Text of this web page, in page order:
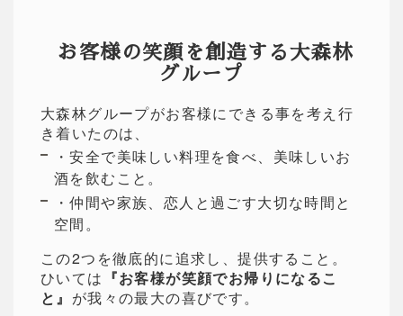
お客様の笑顔を創造する大森林
グループ
大森林グループがお客様にできる事を考え行
き着いたのは、
・安全で美味しい料理を食べ、美味しいお
酒を飲むこと。
・仲間や家族、恋人と過ごす大切な時間と
空間。
この2つを徹底的に追求し、提供すること。
ひいては 『お客様が笑顔でお帰りになるこ
と』 が我々の最大の喜びです。